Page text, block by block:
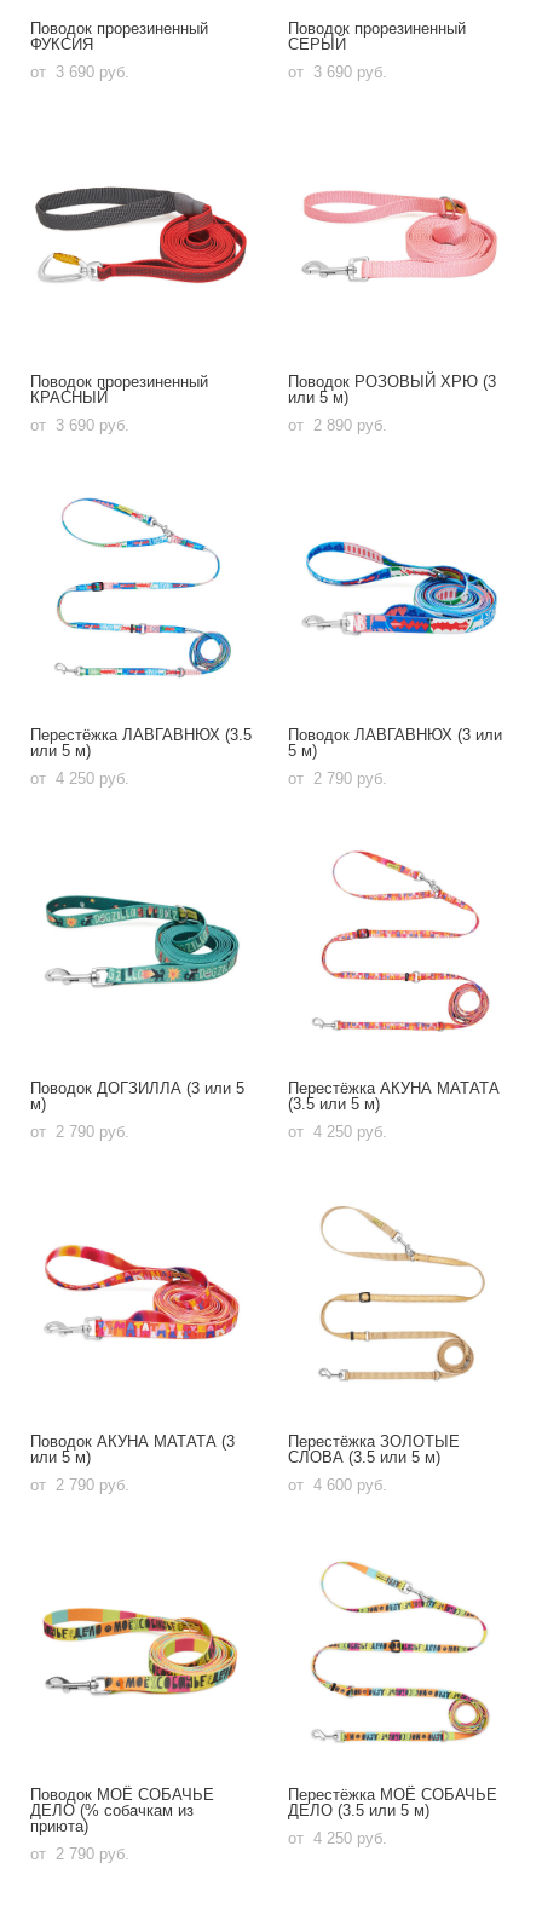
Поводок прорезиненный
ФУКСИЯ
от 3 690 pуб.
Поводок прорезиненный
СЕРЫЙ
от 3 690 pуб.
Поводок прорезиненный
КРАСНЫЙ
от 3 690 pуб.
Поводок РОЗОВЫЙ ХРЮ (3
или 5 м)
от 2 890 pуб.
Перестёжка ЛАВГАВНЮХ (3.5
или 5 м)
от 4 250 pуб.
Поводок ЛАВГАВНЮХ (3 или
5 м)
от 2 790 pуб.
Поводок ДОГЗИЛЛА (3 или 5
м)
от 2 790 pуб.
Перестёжка АКУНА МАТАТА
(3.5 или 5 м)
от 4 250 pуб.
Поводок АКУНА МАТАТА (3
или 5 м)
от 2 790 pуб.
Перестёжка ЗОЛОТЫЕ
СЛОВА (3.5 или 5 м)
от 4 600 pуб.
Поводок МОЁ СОБАЧЬЕ
ДЕЛО (% собачкам из
приюта)
от 2 790 pуб.
Перестёжка МОЁ СОБАЧЬЕ
ДЕЛО (3.5 или 5 м)
от 4 250 pуб.